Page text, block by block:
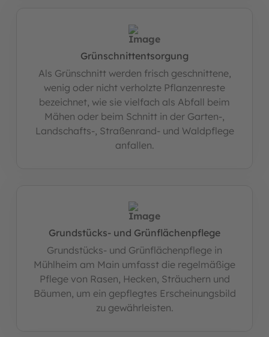
Grünschnittentsorgung
Als Grünschnitt werden frisch geschnittene,
wenig oder nicht verholzte Pflanzenreste
bezeichnet, wie sie vielfach als Abfall beim
Mähen oder beim Schnitt in der Garten-,
Landschafts-, Straßenrand- und Waldpflege
anfallen.
Grundstücks- und Grünflächenpflege
Grundstücks- und Grünflächenpflege in
Mühlheim am Main umfasst die regelmäßige
Pflege von Rasen, Hecken, Sträuchern und
Bäumen, um ein gepflegtes Erscheinungsbild
zu gewährleisten.